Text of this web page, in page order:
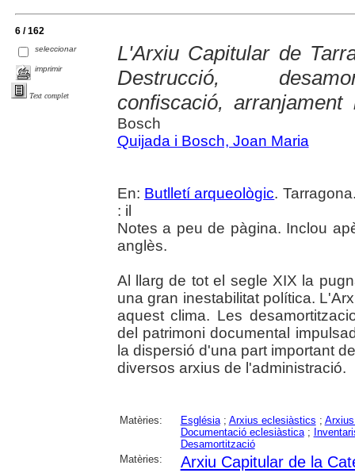
6 / 162
seleccionar
imprimir
Text complet
L'Arxiu Capitular de
Destrucció,
confiscació, arranjament
Bosch
Quijada i Bosch, Joan Maria
En: Butlletí arqueològic.
: il
Notes a peu de pàgina. Inclou
anglès.
Al llarg de tot el segle XIX la
una gran inestabilitat política.
aquest clima. Les
del patrimoni documental
la dispersió d'una part important
diversos arxius de l'administració.
Matèries: Església; Arxius eclesiàstics ;
Documentació eclesiàstica;
Desamortització
Matèries:
Arxiu Capitular de la